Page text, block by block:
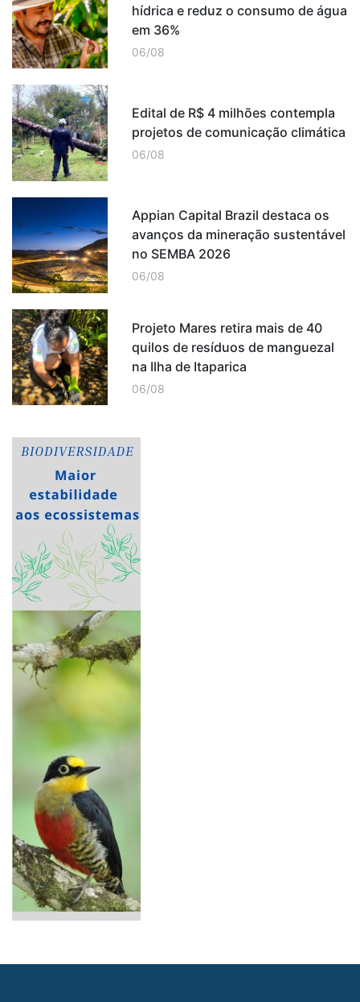
hídrica e reduz o consumo de água
em 36%
06/08
Edital de R$ 4 milhões contempla
projetos de comunicação climática
06/08
Appian Capital Brazil destaca os
avanços da mineração sustentável
no SEMBA 2026
06/08
Projeto Mares retira mais de 40
quilos de resíduos de manguezal
na Ilha de Itaparica
06/08